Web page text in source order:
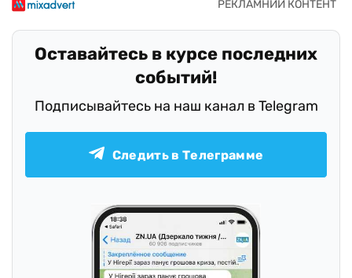
Оставайтесь в курсе последних
событий!
Подписывайтесь на наш канал в Telegram
Следить в Телеграмме